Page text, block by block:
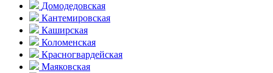
Домоде­довская
Кантеми­ровская
Каширская
Коломенская
Красногвар­дейская
Маяковская